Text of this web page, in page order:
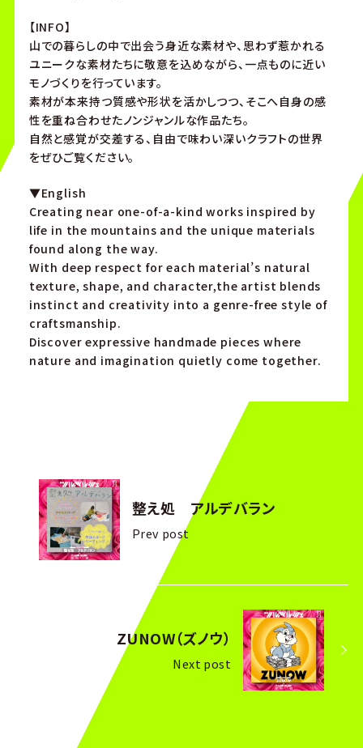
【INFO】
山での暮らしの中で出会う身近な素材や、思わず惹かれる
ユニークな素材たちに敬意を込めながら、一点ものに近い
モノづくりを行っています。
素材が本来持つ質感や形状を活かしつつ、そこへ自身の感
性を重ね合わせたノンジャンルな作品たち。
自然と感覚が交差する、自由で味わい深いクラフトの世界
をぜひご覧ください。
▼English
Creating near one-of-a-kind works inspired by
life in the mountains and the unique materials
found along the way.
With deep respect for each material’s natural
texture, shape, and character,the artist blends
instinct and creativity into a genre-free style of
craftsmanship.
Discover expressive handmade pieces where
nature and imagination quietly come together.
整え処 アルデバラン
Prev post
ZUNOW（ズノウ）
Next post